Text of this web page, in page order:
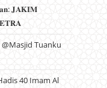
𝐉𝐀𝐊𝐈𝐌
Tuanku
40 Imam Al